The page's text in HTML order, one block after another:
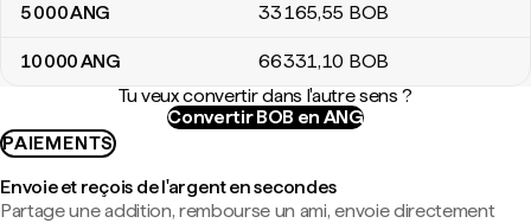
5 000ANG 33 165,55 BOB
10 000ANG 66 331,10 BOB
Tu veux convertir dans l'autre sens ?
Convertir BOB en ANG
PAIEMENTS
Envoie et reçois de l'argent en secondes
Partage une addition, rembourse un ami, envoie directement